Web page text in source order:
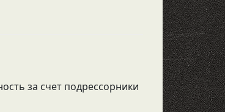
за счет подрессорники